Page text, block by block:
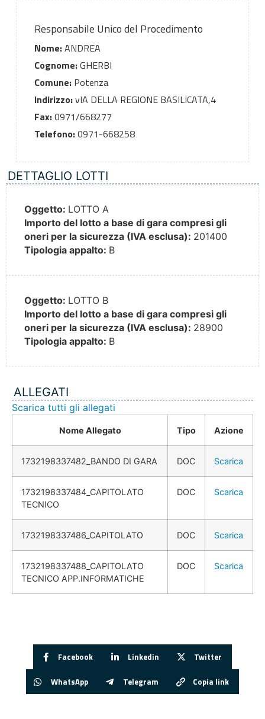
Responsabile Unico del Procedimento
Nome:ANDREA
Cognome:GHERBI
Comune:Potenza
Indirizzo:vIA DELLA REGIONE BASILICATA,4
Fax:0971/668277
Telefono:0971-668258
DETTAGLIO LOTTI
Oggetto: LOTTO A
Importo del lotto a base di gara compresi gli
oneri per la sicurezza (IVA esclusa): 201400
Tipologia appalto: B
Oggetto: LOTTO B
Importo del lotto a base di gara compresi gli
oneri per la sicurezza (IVA esclusa): 28900
Tipologia appalto: B
ALLEGATI
Scarica tutti gli allegati
Nome Allegato Tipo Azione
1732198337482_BANDO DI GARA DOC Scarica
1732198337484_CAPITOLATO
TECNICO
DOC Scarica
1732198337486_CAPITOLATO DOC Scarica
1732198337488_CAPITOLATO
TECNICO APP.INFORMATICHE
DOC Scarica
Facebook Linkedin Twitter
WhatsApp Telegram Copia link